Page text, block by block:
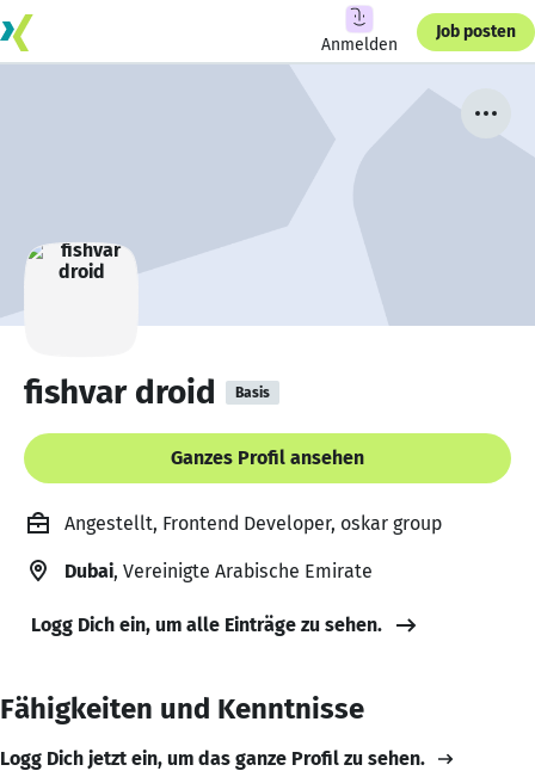
Anmelden
Job posten
fishvar droid Basis
Ganzes Profil ansehen
Angestellt, Frontend Developer, oskar group
Dubai, Vereinigte Arabische Emirate
Logg Dich ein, um alle Einträge zu sehen.
Fähigkeiten und Kenntnisse
Logg Dich jetzt ein, um das ganze Profil zu sehen.